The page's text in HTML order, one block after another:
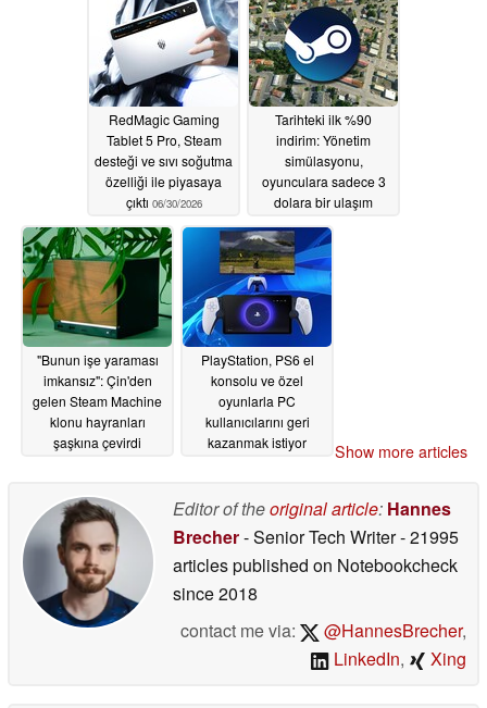
RedMagic Gaming
Tablet 5 Pro, Steam
desteği ve sıvı soğutma
özelliği ile piyasaya
çıktı 06/30/2026
Tarihteki ilk %90
indirim: Yönetim
simülasyonu,
oyunculara sadece 3
dolara bir ulaşım
imparatorluğu kurma
fırsatı sunuyor
"Bunun işe yaraması
imkansız": Çin'den
gelen Steam Machine
klonu hayranları
şaşkına çevirdi
PlayStation, PS6 el
konsolu ve özel
oyunlarla PC
kullanıcılarını geri
kazanmak istiyor
Show more articles
Editor of theoriginal article: Hannes
Brecher- Senior Tech Writer- 21995
articles published on Notebookcheck
since 2018
contact me via:
@HannesBrecher,
LinkedIn, Xing